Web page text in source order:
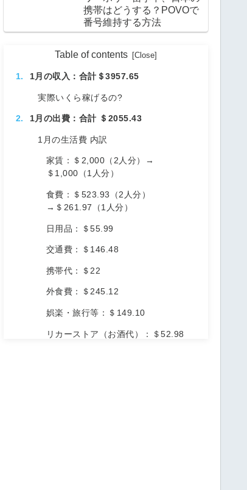
携帯はどうする？POVOで
番号維持する方法
Table of contents
1月の収入：合計＄3957.65
実際いくら稼げるの?
1月の出費：合計 ＄2055.43
1月の生活費 内訳
家賃：＄2,000（2人分）→
＄1,000（1人分）
食費：＄523.93（2人分）
→＄261.97（1人分）
日用品：＄55.99
交通費：＄146.48
携帯代：＄22
外食費：＄245.12
娯楽・旅行等：＄149.10
リカーストア（お酒代）：＄52.98